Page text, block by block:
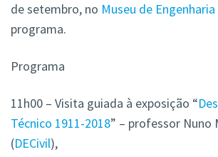
de setembro, no Museu de Engenharia
programa.
Programa
11h00 – Visita guiada à exposição “
Técnico 1911-2018” – professor Nuno
(DECivil),